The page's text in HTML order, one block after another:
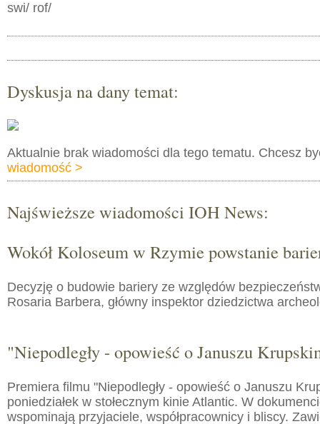
swi/ rof/
Dyskusja na dany temat:
Aktualnie brak wiadomości dla tego tematu. Chcesz
wiadomość >
Najświeższe wiadomości IOH News:
Wokół Koloseum w Rzymie powstanie
Decyzję o budowie bariery ze względów
Rosaria Barbera, główny inspektor dziedzictwa
"Niepodległy - opowieść o Januszu
Premiera filmu "Niepodległy - opowieść o Januszu
poniedziałek w stołecznym kinie Atlantic. W
wspominają przyjaciele, współpracownicy i bliscy.